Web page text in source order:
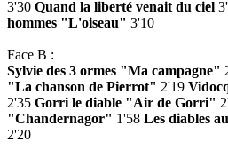
3'30 Quand la liberté venait du ciel
hommes "L'oiseau" 3'10
Face B :
Sylvie des 3 ormes "Ma campagne"
"La chanson de Pierrot" 2'19
2'35 Gorri le diable "Air de Gorri"
"Chandernagor" 1'58 Les diables
2'20